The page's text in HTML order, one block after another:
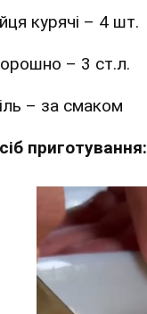
курячі – 4 шт.
– 3 ст.л.
– за смаком
приготування: